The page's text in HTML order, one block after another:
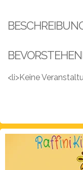
Über
Fotos,
Events
Referenzen
<li>Keine